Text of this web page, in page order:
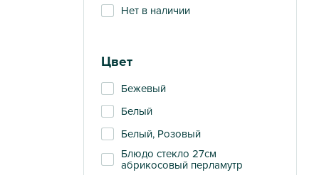
Нет в наличии
Цвет
Бежевый
Белый
Белый, Розовый
Блюдо стекло 27см
абрикосовый перламутр